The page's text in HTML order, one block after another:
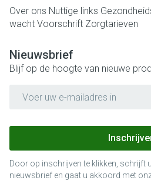
Over ons Nuttige links
wacht Voorschrift Zorgtarieven
Nieuwsbrief
Blijf op de hoogte van nieuwe
Door op inschrijven te klikken, schrijft
nieuwsbrief en gaat u akkoord met